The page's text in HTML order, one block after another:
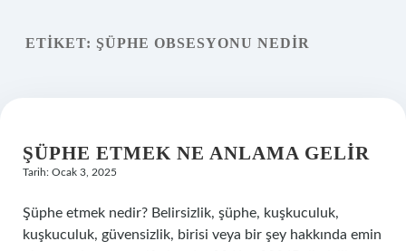
Yasal Uyarı
ETIKET: ŞÜPHE OBSESYONU NEDIR
ŞÜPHE ETMEK NE ANLAMA GELIR
Tarih: Ocak 3, 2025
Şüphe etmek nedir? Belirsizlik, şüphe, kuşkuculuk,
kuşkuculuk, güvensizlik, birisi veya bir şey hakkında emin